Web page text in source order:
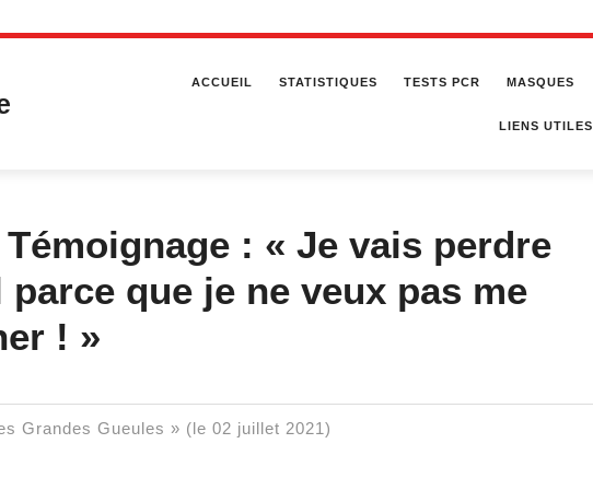
ACCUEIL STATISTIQUES TESTS PCR MASQUES
LIENS UTILES
Témoignage : « Je vais perdre
que je ne veux pas me
! »
Grandes Gueules » (le 02 juillet 2021)